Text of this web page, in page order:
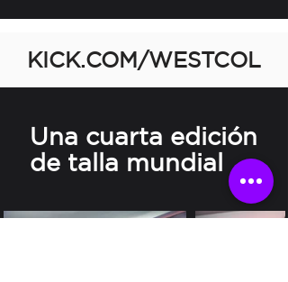
KICK.COM/WESTCOL
Una cuarta edición
de talla mundial